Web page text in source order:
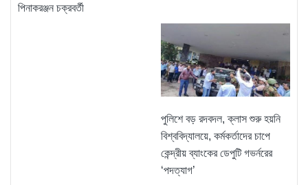
পিনাকরঞ্জন চক্রবর্তী
পুলিশে বড় রদবদল, ক্লাস শুরু হয়নি
বিশ্ববিদ্যালয়ে, কর্মকর্তাদের চাপে
কেন্দ্রীয় ব্যাংকের ডেপুটি গভর্নরের
‘পদত্যাগ’